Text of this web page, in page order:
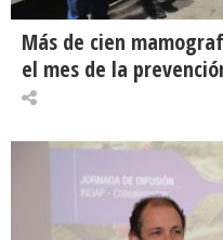
Más de cien
el mes de la